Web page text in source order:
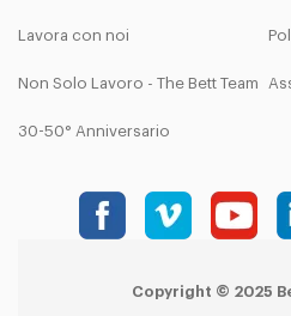
Lavora con noi
Non Solo Lavoro - The Bett Team
30-50° Anniversario
Copyright © 2025